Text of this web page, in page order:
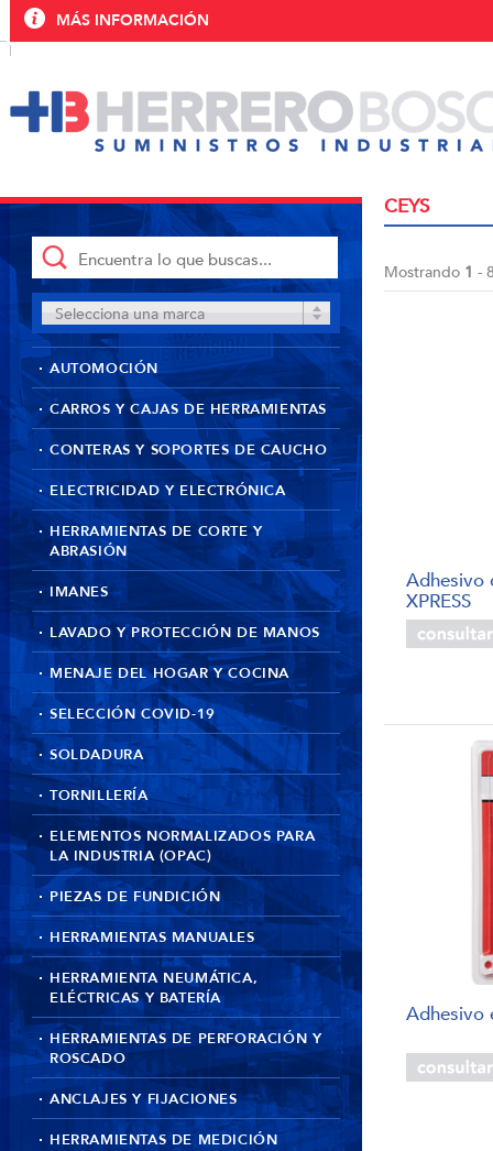
MÁS INFORMACIÓN
Selecciona una marca
AUTOMOCIÓN
CARROS Y CAJAS DE HERRAMIENTAS
CONTERAS Y SOPORTES DE CAUCHO
ELECTRICIDAD Y ELECTRÓNICA
HERRAMIENTAS DE CORTE Y
ABRASIÓN
IMANES
LAVADO Y PROTECCIÓN DE MANOS
MENAJE DEL HOGAR Y COCINA
SELECCIÓN COVID-19
SOLDADURA
TORNILLERÍA
ELEMENTOS NORMALIZADOS PARA
LA INDUSTRIA (OPAC)
PIEZAS DE FUNDICIÓN
HERRAMIENTAS MANUALES
HERRAMIENTA NEUMÁTICA,
ELÉCTRICAS Y BATERÍA
HERRAMIENTAS DE PERFORACIÓN Y
ROSCADO
ANCLAJES Y FIJACIONES
HERRAMIENTAS DE MEDICIÓN
CEYS
Mostrando 1 -
Adhesivo
XPRESS
Adhesivo